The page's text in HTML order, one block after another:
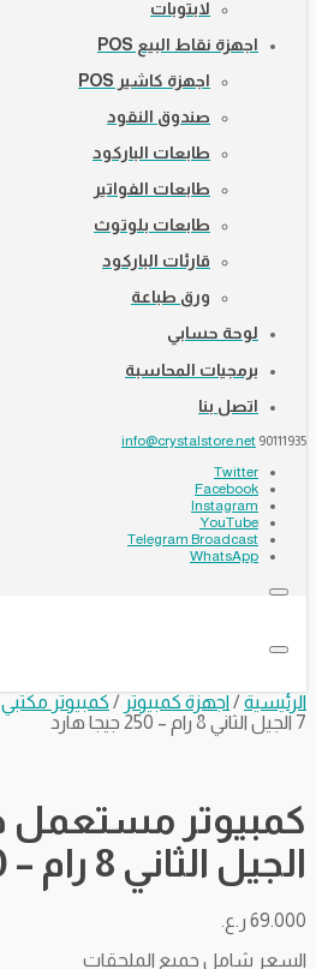
لابتوبات
اجهزة نقاط البيع POS
اجهزة كاشير POS
صندوق النقود
طابعات الباركود
طابعات الفواتير
طابعات بلوتوث
قارئات الباركود
ورق طباعة
لوحة حسابي
برمجيات المحاسبة
اتصل بنا
90111935
info@crystalstore.net
Twitter
Facebook
Instagram
YouTube
Telegram Broadcast
WhatsApp
الرئيسية/ اجهزة كمبيوتر / كمبيوتر مكتبي
7 الجيل الثاني 8 رام – 250 جيجا هارد
الجيل الثاني 8 رام – 250 جيجا هارد
69.000 ر.ع.
السعر شامل جميع الملحقات